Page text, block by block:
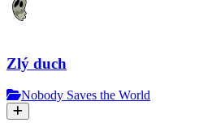
Zlý duch
Nobody Saves the World